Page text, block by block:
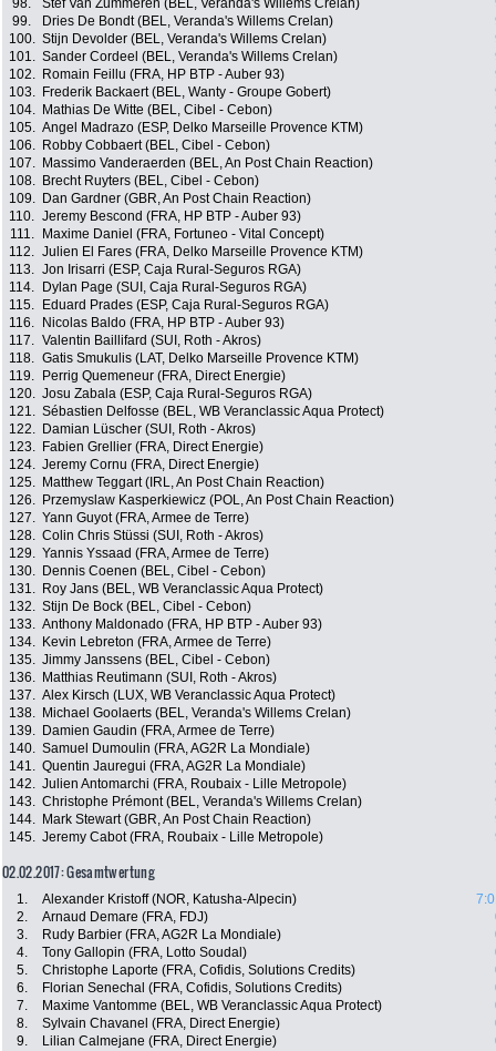
98.
Stef Van Zummeren (BEL, Veranda's Willems Crelan)
99.
Dries De Bondt (BEL, Veranda's Willems Crelan)
100. Stijn Devolder (BEL, Veranda's Willems Crelan)
101. Sander Cordeel (BEL, Veranda's Willems Crelan)
102.
Romain Feillu (FRA, HP BTP - Auber 93)
103.
Frederik Backaert (BEL, Wanty - Groupe Gobert)
104.
Mathias De Witte (BEL, Cibel - Cebon)
105. Angel Madrazo (ESP, Delko Marseille Provence KTM)
106.
Robby Cobbaert (BEL, Cibel - Cebon)
107.
Massimo Vanderaerden (BEL, An Post Chain Reaction)
108.
Brecht Ruyters (BEL, Cibel - Cebon)
109.
Dan Gardner (GBR, An Post Chain Reaction)
110. Jeremy Bescond (FRA, HP BTP - Auber 93)
111.
Maxime Daniel (FRA, Fortuneo - Vital Concept)
112. Julien El Fares (FRA, Delko Marseille Provence KTM)
113. Jon Irisarri (ESP, Caja Rural-Seguros RGA)
114.
Dylan Page (SUI, Caja Rural-Seguros RGA)
115.
Eduard Prades (ESP, Caja Rural-Seguros RGA)
116.
Nicolas Baldo (FRA, HP BTP - Auber 93)
117. Valentin Baillifard (SUI, Roth - Akros)
118. Gatis Smukulis (LAT, Delko Marseille Provence KTM)
119.
Perrig Quemeneur (FRA, Direct Energie)
120. Josu Zabala (ESP, Caja Rural-Seguros RGA)
121. Sébastien Delfosse (BEL, WB Veranclassic Aqua Protect)
122.
Damian Lüscher (SUI, Roth - Akros)
123.
Fabien Grellier (FRA, Direct Energie)
124. Jeremy Cornu (FRA, Direct Energie)
125.
Matthew Teggart (IRL, An Post Chain Reaction)
126.
Przemyslaw Kasperkiewicz (POL, An Post Chain Reaction)
127. Yann Guyot (FRA, Armee de Terre)
128. Colin Chris Stüssi (SUI, Roth - Akros)
129. Yannis Yssaad (FRA, Armee de Terre)
130.
Dennis Coenen (BEL, Cibel - Cebon)
131.
Roy Jans (BEL, WB Veranclassic Aqua Protect)
132. Stijn De Bock (BEL, Cibel - Cebon)
133. Anthony Maldonado (FRA, HP BTP - Auber 93)
134.
Kevin Lebreton (FRA, Armee de Terre)
135. Jimmy Janssens (BEL, Cibel - Cebon)
136.
Matthias Reutimann (SUI, Roth - Akros)
137. Alex Kirsch (LUX, WB Veranclassic Aqua Protect)
138.
Michael Goolaerts (BEL, Veranda's Willems Crelan)
139.
Damien Gaudin (FRA, Armee de Terre)
140. Samuel Dumoulin (FRA, AG2R La Mondiale)
141. Quentin Jauregui (FRA, AG2R La Mondiale)
142. Julien Antomarchi (FRA, Roubaix - Lille Metropole)
143. Christophe Prémont (BEL, Veranda's Willems Crelan)
144.
Mark Stewart (GBR, An Post Chain Reaction)
145. Jeremy Cabot (FRA, Roubaix - Lille Metropole)
02.02.2017: Gesamtwertung
1. Alexander Kristoff (NOR, Katusha-Alpecin)
2.
Arnaud Demare (FRA, FDJ)
3.
Rudy Barbier (FRA, AG2R La Mondiale)
4.
Tony Gallopin (FRA, Lotto Soudal)
5.
Christophe Laporte (FRA, Cofidis, Solutions Credits)
6.
Florian Senechal (FRA, Cofidis, Solutions Credits)
7.
Maxime Vantomme (BEL, WB Veranclassic Aqua Protect)
8.
Sylvain Chavanel (FRA, Direct Energie)
9.
Lilian Calmejane (FRA, Direct Energie)